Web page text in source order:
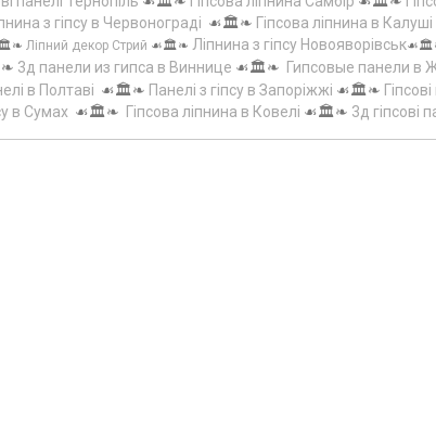
з гіпсу в Червонограді ☙🏛️❧ Гіпсова ліпнина в Калуші
Ліпний декор Стрий ☙🏛️❧ Ліпнина з гіпсу Новояворівськ
3д панели из гипса в Виннице ☙🏛️❧ Гипсовые панели в
в Полтаві ☙🏛️❧ Панелі з гіпсу в Запоріжжі ☙🏛️❧
в Сумах ☙🏛️❧ Гіпсова ліпнина в Ковелі ☙🏛️❧ 3д гіпсові